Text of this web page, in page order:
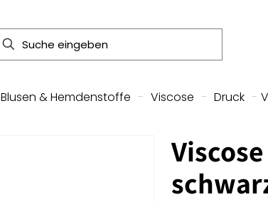
Blusen & Hemdenstoffe - Viscose - Druck -